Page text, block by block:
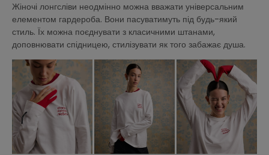
Жіночі лонгсліви неодмінно можна вважати універсальним
елементом гардероба. Вони пасуватимуть під будь-який
стиль. Їх можна поєднувати з класичними штанами,
доповнювати спідницею, стилізувати як того забажає душа.